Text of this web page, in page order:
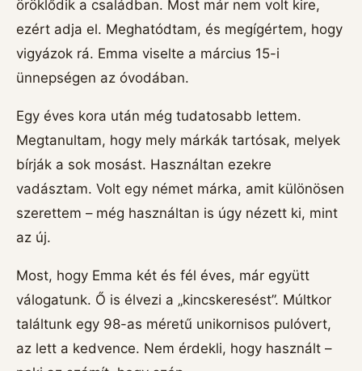
öröklődik a családban. Most már nem volt kire,
ezért adja el. Meghatódtam, és megígértem, hogy
vigyázok rá. Emma viselte a március 15-i
ünnepségen az óvodában.
Egy éves kora után még tudatosabb lettem.
Megtanultam, hogy mely márkák tartósak, melyek
bírják a sok mosást. Használtan ezekre
vadásztam. Volt egy német márka, amit különösen
szerettem – még használtan is úgy nézett ki, mint
az új.
Most, hogy Emma két és fél éves, már együtt
válogatunk. Ő is élvezi a „kincskeresést”. Múltkor
találtunk egy 98-as méretű unikornisos pulóvert,
az lett a kedvence. Nem érdekli, hogy használt –